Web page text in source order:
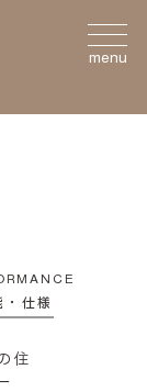
menu
・仕様
住